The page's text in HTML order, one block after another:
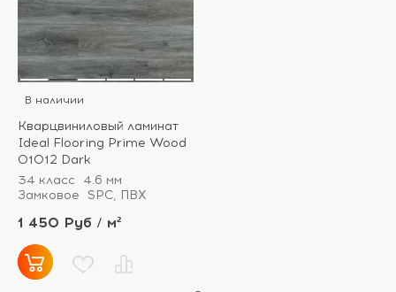
В наличии
Кварцвиниловый ламинат
Ideal Flooring Prime Wood
01012 Dark
34 класс
4.6 мм
Замковое
SPC, ПВХ
1 450 Руб / м²